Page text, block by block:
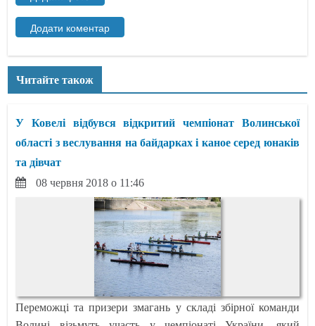
Читайте також
У Ковелі відбувся відкритий чемпіонат Волинської
області з веслування на байдарках і каное серед юнаків
та дівчат
08 червня 2018 о 11:46
Переможці та призери змагань у складі збірної команди